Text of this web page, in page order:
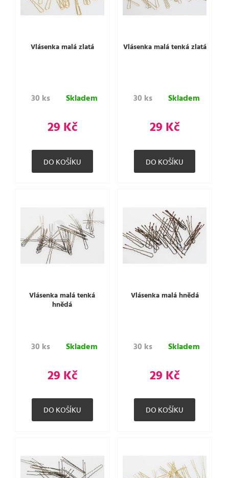
Vlásenka malá zlatá
30 ks Skladem
29 Kč
Vlásenka malá tenká zlatá
30 ks Skladem
29 Kč
Vlásenka malá tenká
hnědá
30 ks Skladem
29 Kč
Vlásenka malá hnědá
30 ks Skladem
29 Kč